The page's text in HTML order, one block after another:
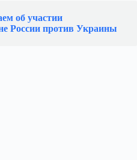
об участии
России против Украины